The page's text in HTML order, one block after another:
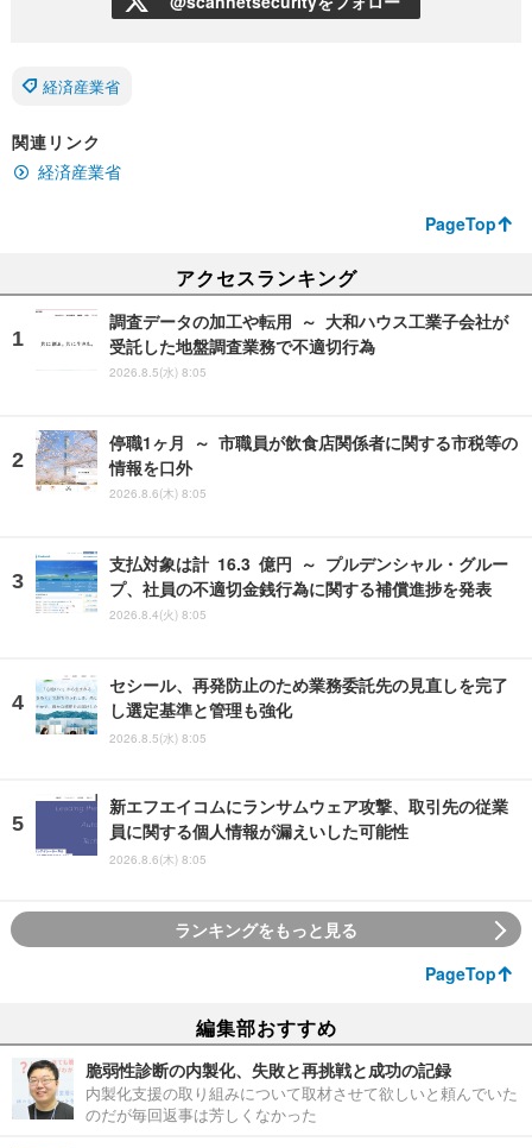
経済産業省
関連リンク
経済産業省
PageTop
アクセスランキング
調査データの加工や転用 ～ 大和ハウス工業子会社が
受託した地盤調査業務で不適切行為
2026.8.5(水) 8:05
停職1ヶ月 ～ 市職員が飲食店関係者に関する市税等の
情報を口外
2026.8.6(木) 8:05
支払対象は計 16.3 億円 ～ プルデンシャル・グルー
プ、社員の不適切金銭行為に関する補償進捗を発表
2026.8.4(火) 8:05
セシール、再発防止のため業務委託先の見直しを完了
し選定基準と管理も強化
2026.8.5(水) 8:05
新エフエイコムにランサムウェア攻撃、取引先の従業
員に関する個人情報が漏えいした可能性
2026.8.6(木) 8:05
ランキングをもっと見る
PageTop
編集部おすすめ
脆弱性診断の内製化、失敗と再挑戦と成功の記録
内製化支援の取り組みについて取材させて欲しいと頼んでいた
のだが毎回返事は芳しくなかった